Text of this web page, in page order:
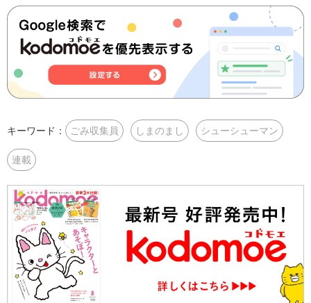
キーワード： ごみ収集員 しまのまし シューシューマン
連載